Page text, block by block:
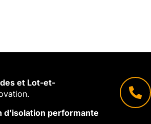
et Lot-et-
d’isolation performante